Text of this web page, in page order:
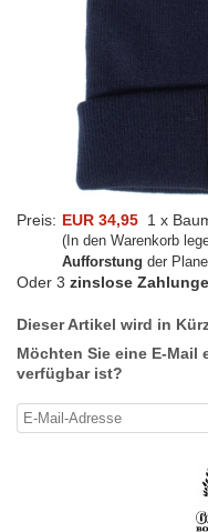
Preis: EUR 34,95 1 x
(In den Warenkorb
Aufforstung der
Oder 3 zinslose
Dieser Artikel wird in
Möchten Sie eine E-Mail
verfügbar ist?